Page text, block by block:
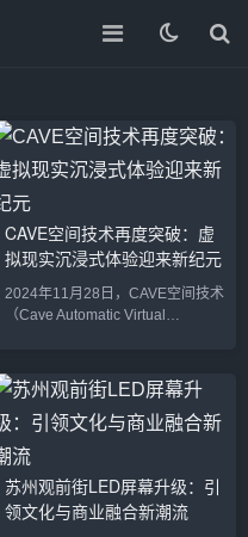
CAVE空间技术再度突破：虚
拟现实沉浸式体验迎来新纪元
2024年11月28日，CAVE空间技术
（Cave Automatic Virtual
（VR）体验，正在为科学研究、
教育培训、文化展示等多个领域带
来全新的应用前景。作为虚拟现实
技术的重要组成部分，CAVE空间
为用户提供了一个完全身临其境的
三维互动环境，用户能够在多面显
示屏和高精度传感器的支持下，与
苏州观前街LED屏幕升级：引
领文化与商业融合新潮流